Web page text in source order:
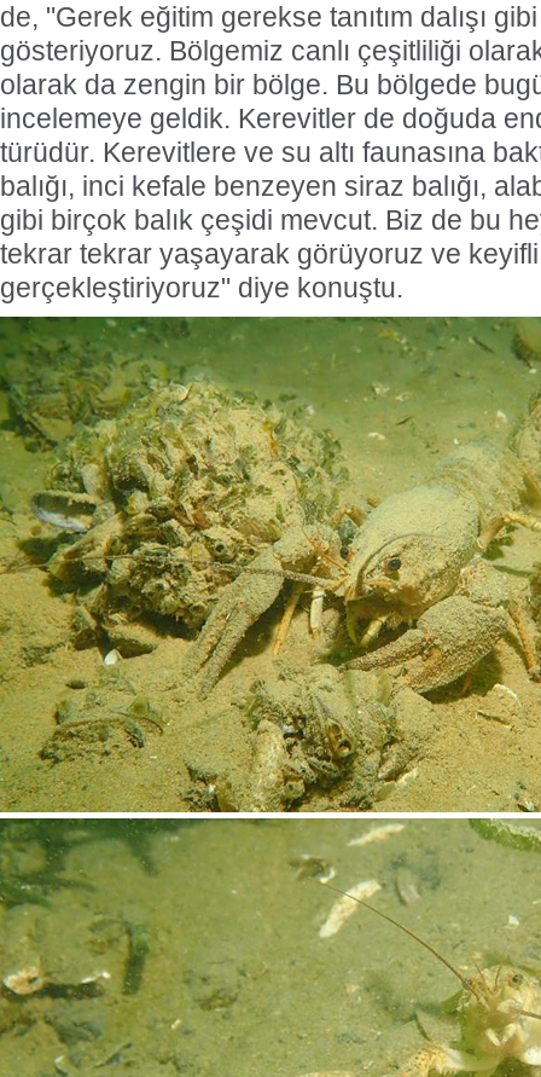
de, "Gerek eğitim gerekse tanıtım dalışı
gösteriyoruz. Bölgemiz canlı çeşitliliği
olarak da zengin bir bölge. Bu bölgede
incelemeye geldik. Kerevitler de doğuda
türüdür. Kerevitlere ve su altı faunasına
balığı, inci kefale benzeyen siraz balığı,
gibi birçok balık çeşidi mevcut. Biz de bu
tekrar tekrar yaşayarak görüyoruz ve keyifli
gerçekleştiriyoruz" diye konuştu.